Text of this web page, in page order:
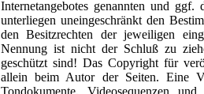
Internetangebotes genannten und
unterliegen uneingeschränkt den
den Besitzrechten der jeweiligen
Nennung ist nicht der Schluß zu
geschützt sind! Das Copyright für
allein beim Autor der Seiten. Eine
Tondokumente, Videosequenzen